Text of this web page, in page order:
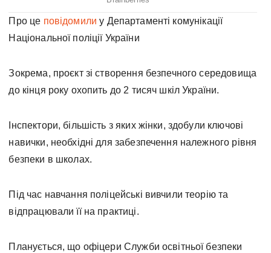
Про це повідомили у Департаменті комунікації
Національної поліції України
Зокрема, проєкт зі створення безпечного середовища
до кінця року охопить до 2 тисяч шкіл України.
Інспектори, більшість з яких жінки, здобули ключові
навички, необхідні для забезпечення належного рівня
безпеки в школах.
Під час навчання поліцейські вивчили теорію та
відпрацювали її на практиці.
Планується, що офіцери Служби освітньої безпеки